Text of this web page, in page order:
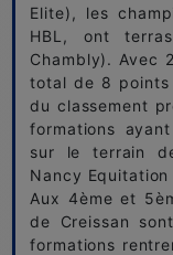
Elite), les
HBL, ont
Chambly). Avec
total de 8 points
du classement
formations
sur le terrain
Nancy Equitation
Aux 4ème et
de Creissan
formations